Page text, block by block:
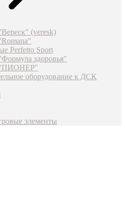
(veresk)
Perfetto Sport
здоровья"
"ПИОНЕР"
оборудование к ДСК
элементы